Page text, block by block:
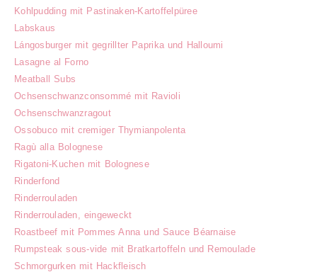
Kohlpudding mit Pastinaken-Kartoffelpüree
Labskaus
Lángosburger mit gegrillter Paprika und Halloumi
Lasagne al Forno
Meatball Subs
Ochsenschwanzconsommé mit Ravioli
Ochsenschwanzragout
Ossobuco mit cremiger Thymianpolenta
Ragù alla Bolognese
Rigatoni-Kuchen mit Bolognese
Rinderfond
Rinderrouladen
Rinderrouladen, eingeweckt
Roastbeef mit Pommes Anna und Sauce Béarnaise
Rumpsteak sous-vide mit Bratkartoffeln und Remoulade
Schmorgurken mit Hackfleisch